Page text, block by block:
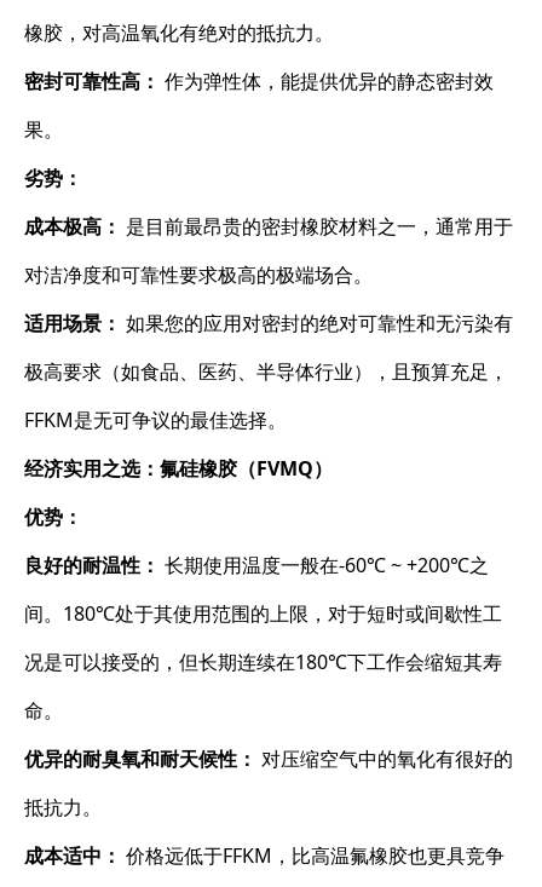
橡胶，对高温氧化有绝对的抵抗力。
密封可靠性高： ​ 作为弹性体，能提供优异的静态密封效
果。
劣势：
成本极高： ​ 是目前最昂贵的密封橡胶材料之一，通常用于
对洁净度和可靠性要求极高的极端场合。
适用场景： ​ 如果您的应用对密封的绝对可靠性和无污染有
极高要求（如食品、医药、半导体行业），且预算充足，
FFKM是无可争议的最佳选择。
经济实用之选：氟硅橡胶（FVMQ）
优势：
良好的耐温性： ​ 长期使用温度一般在-60℃ ~ +200℃之
间。180℃处于其使用范围的上限，对于短时或间歇性工
况是可以接受的，但长期连续在180℃下工作会缩短其寿
命。
优异的耐臭氧和耐天候性： ​ 对压缩空气中的氧化有很好的
抵抗力。
成本适中： ​ 价格远低于FFKM，比高温氟橡胶也更具竞争